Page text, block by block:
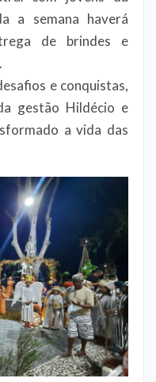
a semana haverá
de brindes e
e conquistas,
gestão Hildécio e
a vida das